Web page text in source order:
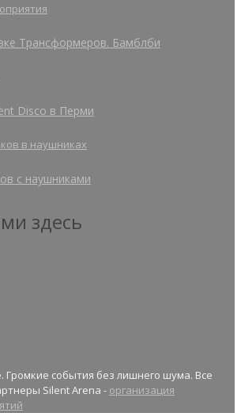
Трансформеров. Бамблби
Disco в Перми
с наушниками
здесь
Громкие события без лишнего шума. Все
Silent Arena - организация